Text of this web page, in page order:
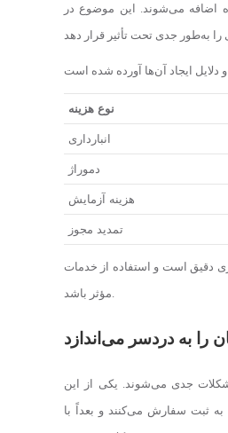
اضافه می‌شوند. این موضوع در
نوع هزینه
انبارداری
دموراژ
هزینه آزمایش
تمدید مجوز
مؤثر باشد.
را به دردسر می‌اندازد
جدی می‌شوند. یکی از این
به ثبت سفارش می‌کنند و بعداً با